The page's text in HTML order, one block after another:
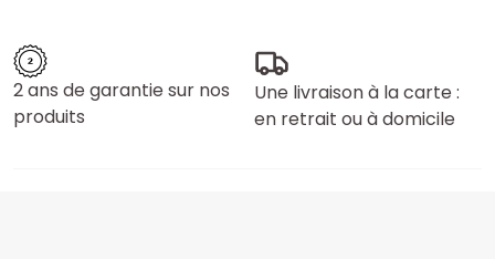
2 ans de garantie sur nos
produits
Une livraison à la carte :
en retrait ou à domicile